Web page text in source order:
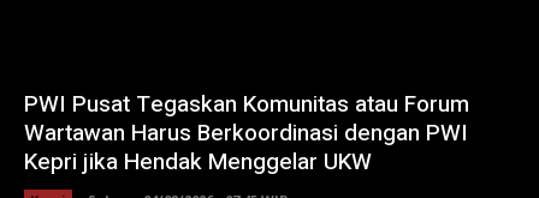
PWI Pusat Tegaskan Komunitas atau Forum
Wartawan Harus Berkoordinasi dengan PWI
Kepri jika Hendak Menggelar UKW